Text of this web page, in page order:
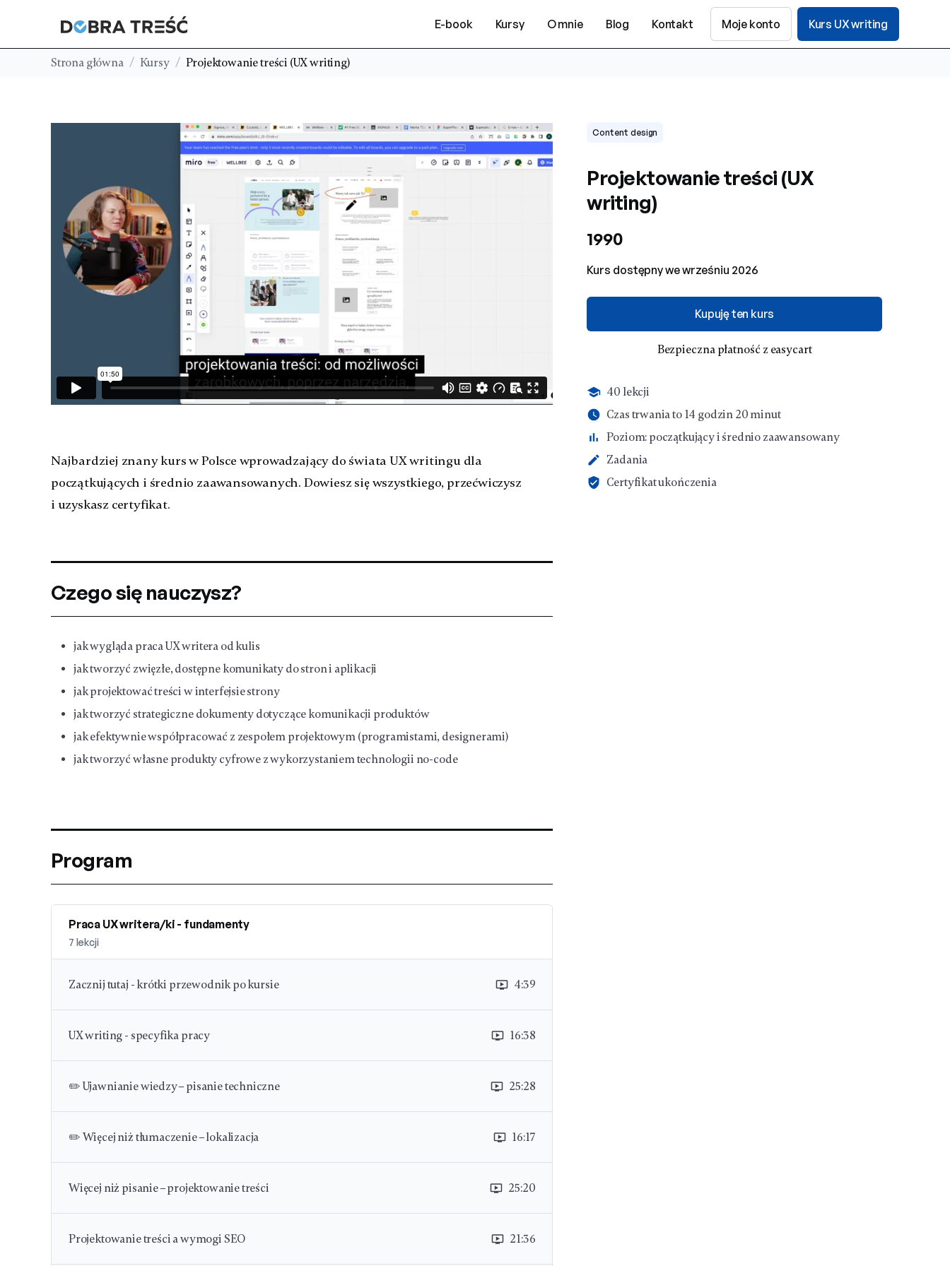
E-book Kursy O mnie Blog Kontakt Moje konto Kurs UX writing
Strona główna / Kursy / Projektowanie treści (UX writing)
Najbardziej znany kurs w Polsce wprowadzający do świata UX writingu dla
początkujących i średnio zaawansowanych. Dowiesz się wszystkiego, przećwiczysz
i uzyskasz certyfikat.
Czego się nauczysz?
jak wygląda praca UX writera od kulis
jak tworzyć zwięzłe, dostępne komunikaty do stron i aplikacji
jak projektować treści w interfejsie strony
jak tworzyć strategiczne dokumenty dotyczące komunikacji produktów
jak efektywnie współpracować z zespołem projektowym (programistami, designerami)
jak tworzyć własne produkty cyfrowe z wykorzystaniem technologii no-code
Program
Praca UX writera/ki - fundamenty
7 lekcji
Zacznij tutaj - krótki przewodnik po kursie ondemand_video 4:39
UX writing - specyfika pracy ondemand_video 16:38
✏️ Ujawnianie wiedzy – pisanie techniczne ondemand_video 25:28
✏️ Więcej niż tłumaczenie – lokalizacja ondemand_video 16:17
Więcej niż pisanie – projektowanie treści ondemand_video 25:20
Projektowanie treści a wymogi SEO ondemand_video 21:36
Content design
Projektowanie treści (UX
writing)
1990
Kurs dostępny we wrześniu 2026
Kupuję ten kurs
Bezpieczna płatność z easycart
school 40 lekcji
watch_later Czas trwania to 14 godzin 20 minut
bar_chart
Poziom: początkujący i średnio zaawansowany
mode Zadania
verified_user Certyfikat ukończenia